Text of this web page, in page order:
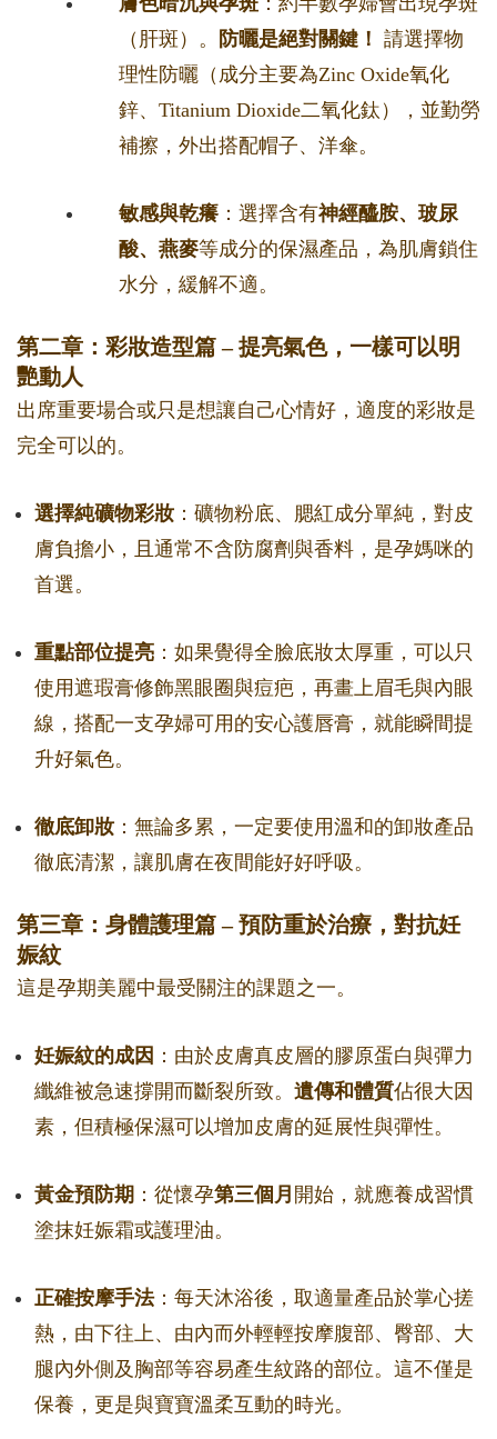
（肝斑）。
防曬是絕對關鍵！ 請選擇物
理性防曬（成分主要為Zinc Oxide氧化
鋅、Titanium Dioxide二氧化鈦），並勤勞
補擦，外出搭配帽子、洋傘。
敏感與乾癢 ：選擇含有神經醯胺、玻尿
酸、燕麥等成分的保濕產品，為肌膚鎖住
水分，緩解不適。
第二章：彩妝造型篇 – 提亮氣色，一樣可以明
艷動人
出席重要場合或只是想讓自己心情好，適度的彩妝是
完全可以的。
選擇純礦物彩妝 ：礦物粉底、腮紅成分單純，對皮
膚負擔小，且通常不含防腐劑與香料，是孕媽咪的
首選。
重點部位提亮 ：如果覺得全臉底妝太厚重，可以只
使用遮瑕膏修飾黑眼圈與痘疤，再畫上眉毛與內眼
線，搭配一支孕婦可用的安心護唇膏，就能瞬間提
升好氣色。
徹底卸妝 ：無論多累，一定要使用溫和的卸妝產品
徹底清潔，讓肌膚在夜間能好好呼吸。
第三章：身體護理篇 – 預防重於治療，對抗妊
娠紋
這是孕期美麗中最受關注的課題之一。
妊娠紋的成因 ：由於皮膚真皮層的膠原蛋白與彈力
纖維被急速撐開而斷裂所致。 遺傳和體質佔很大因
素，但積極保濕可以增加皮膚的延展性與彈性。
黃金預防期 ：從懷孕第三個月 開始，就應養成習慣
塗抹妊娠霜或護理油。
正確按摩手法：每天沐浴後，取適量產品於掌心搓
熱，由下往上、由內而外輕輕按摩腹部、臀部、大
腿內外側及胸部等容易產生紋路的部位。這不僅是
保養，更是與寶寶溫柔互動的時光。